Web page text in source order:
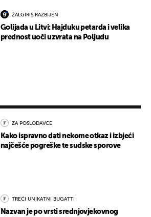
ŽALGIRIS RAZBIJEN
Golijada u Litvi: Hajduku petarda i velika
prednost uoči uzvrata na Poljudu
ZA POSLODAVCE
Kako ispravno dati nekome otkaz i izbjeći
najčešće pogreške te sudske sporove
TREĆI UNIKATNI BUGATTI
Nazvan je po vrsti srednjovjekovnog